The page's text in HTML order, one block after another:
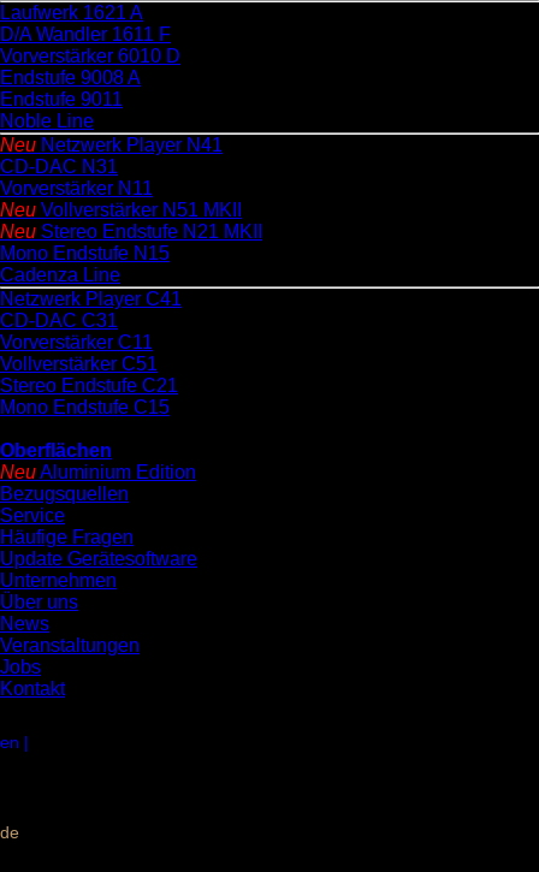
Laufwerk 1621 A
D/A Wandler 1611 F
Vorverstärker 6010 D
Endstufe 9008 A
Endstufe 9011
Noble Line
Neu Netzwerk Player N41
CD-DAC N31
Vorverstärker N11
Neu Vollverstärker N51 MKII
Neu Stereo Endstufe N21 MKII
Mono Endstufe N15
Cadenza Line
Netzwerk Player C41
CD-DAC C31
Vorverstärker C11
Vollverstärker C51
Stereo Endstufe C21
Mono Endstufe C15
Oberflächen
NeuAluminium Edition
Bezugsquellen
Service
Häufige Fragen
Update Gerätesoftware
Unternehmen
Über uns
News
Veranstaltungen
Jobs
Kontakt